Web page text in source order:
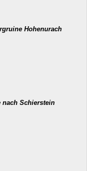
Hohenurach
nach Schierstein